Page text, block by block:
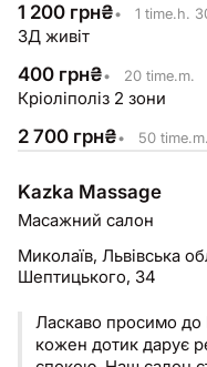
1 200 грн₴• 1 time.h.
ЗД живіт
400 грн₴• 20 time.m.
Кріоліполіз 2 зони
2 700 грн₴• 50 time.m.
Kazka Massage
Масажний салон
Миколаїв, Львівська
Шептицького, 34
Ласкаво просимо до
кожен дотик дарує